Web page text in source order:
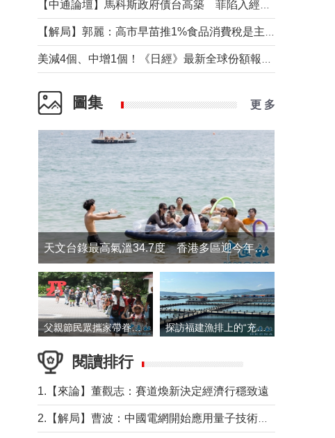
圖集 更 多
天文台錄最高氣溫34.7度 香港多區迎今年最熱一天
父親節民眾攜家帶眷出遊 探訪福建漁排上的“充電寶”
閱讀排行
1.【來論】董觀志：賽道煥新決定經濟行穩致遠